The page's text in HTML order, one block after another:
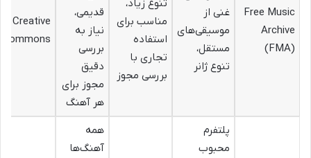
Free Music
Archive
(FMA)
غنی از
موسیقی‌های
مستقل،
تنوع ژانر
تنوع زیاد،
مناسب برای
استفاده
تجاری با
بررسی مجوز
قدیمی،
نیاز به
بررسی
دقیق
مجوز برای
هر آهنگ
Creative
Commons
پلتفرم
محبوب
همه
آهنگ‌ها